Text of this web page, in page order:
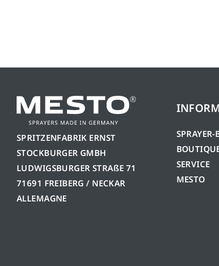
SPRITZENFABRIK ERNST
STOCKBURGER GMBH
LUDWIGSBURGER STRAßE 71
71691 FREIBERG / NECKAR
ALLEMAGNE
SERVICE
MESTO